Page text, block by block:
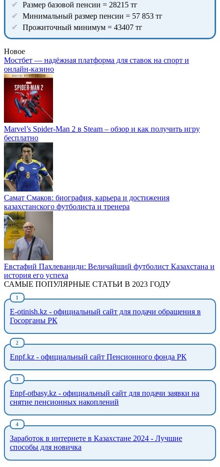
Размер базовой пенсии = 28215 тг
Минимальный размер пенсии = 57 853 тг
Прожиточный минимум = 43407 тг
Новое
Мостбет — надёжная платформа для ставок на спорт и
онлайн-казино
Marvel’s Spider-Man 2 в Steam – обзор и как получить игру
бесплатно
Самат Смаков: биография, карьера и достижения
казахстанского футболиста и тренера
Евстафий Пахлеваниди: Величайший футболист Казахстана и
история его успеха
САМЫЕ ПОПУЛЯРНЫЕ СТАТЬИ В 2023 ГОДУ
E-otinish.kz - официальный сайт для подачи обращения в
Госорганы РК
Enpf.kz - официальный сайт Пенсионного фонда РК
Enpf-otbasy.kz - официальный сайт для подачи заявки на
снятие пенсионных накоплений
Заработок в интернете в Казахстане 2024 - Лучшие
способы для новичка